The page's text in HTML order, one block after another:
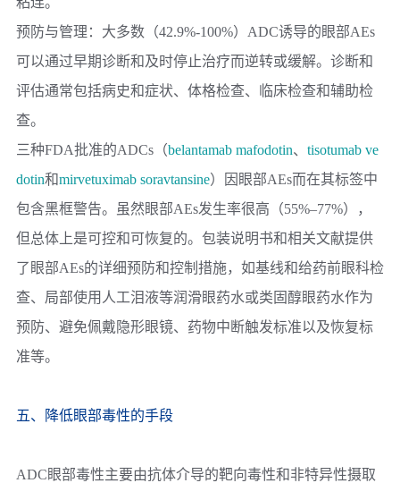
预防与管理： 大多数（42.9%-100%）ADC诱导的眼部AEs
可以通过早期诊断和及时停止治疗而逆转或缓解。诊断和
评估通常包括病史和症状、体格检查、临床检查和辅助检
查。
三种FDA批准的ADCs（belantamab mafodotin、 tisotumab ve
dotin和mirvetuximab soravtansine）因眼部AEs而在其标签中
包含黑框警告。虽然眼部AEs发生率很高（55%–77%），
但总体上是可控和可恢复的。包装说明书和相关文献提供
了眼部AEs的详细预防和控制措施，如基线和给药前眼科检
查、局部使用人工泪液等润滑眼药水或类固醇眼药水作为
预防、避免佩戴隐形眼镜、药物中断触发标准以及恢复标
准等。
五、降低眼部毒性的手段
ADC眼部毒性主要由抗体介导的靶向毒性和非特异性摄取